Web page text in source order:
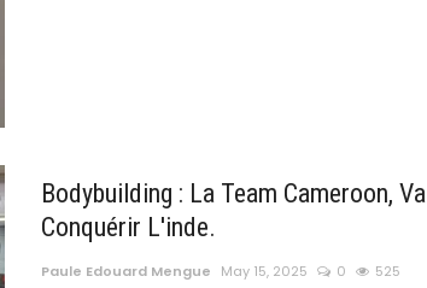
Bodybuilding : La Team Cameroon, Va
Conquérir L'inde.
Paule Edouard Mengue May 15, 2025 0 525